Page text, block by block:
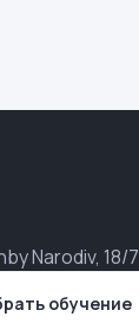
Narodiv, 18/7
обучение